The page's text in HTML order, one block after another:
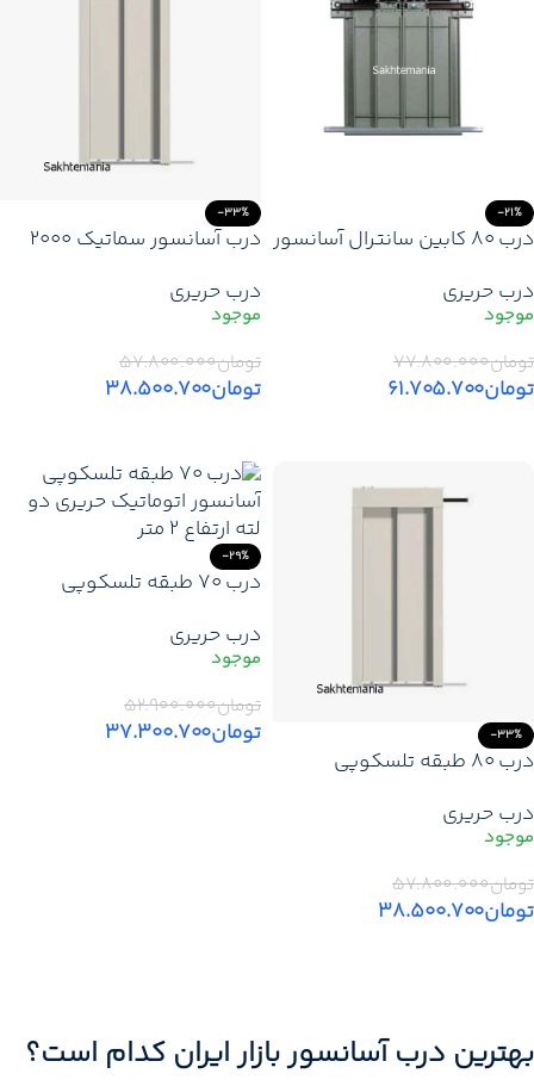
-21%
درب 80 کابین سانترال آسانسور
متر
درب حریری
تومان۷۷.۸۰۰.۰۰۰
تومان۶۱.۷۰۵.۷۰۰
-33%
درب آسانسور سماتیک 2000
درب حریری
تومان۵۷.۸۰۰.۰۰۰
تومان۳۸.۵۰۰.۷۰۰
-33%
درب 80 طبقه تلسکوپی
ارتفاع 2 متر
درب حریری
تومان۵۷.۸۰۰.۰۰۰
تومان۳۸.۵۰۰.۷۰۰
-29%
درب 70 طبقه تلسکوپی
ارتفاع 2 متر
درب حریری
تومان۵۲.۹۰۰.۰۰۰
تومان۳۷.۳۰۰.۷۰۰
بهترین درب آسانسور بازار ایران کدام است؟